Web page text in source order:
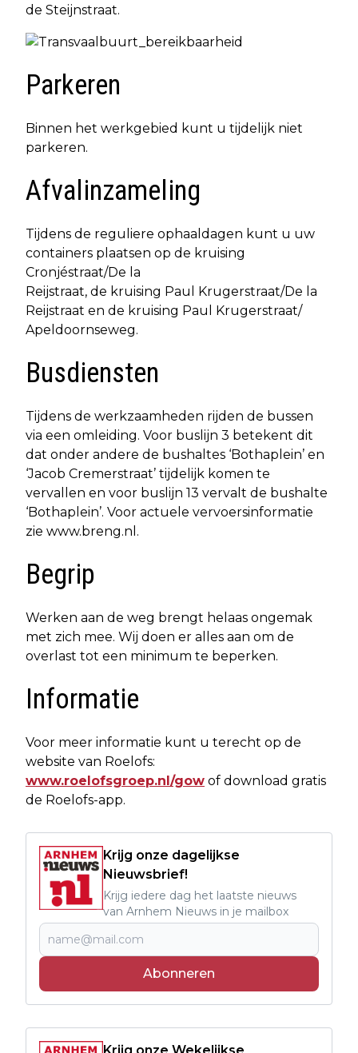
de Steijnstraat.
Parkeren
Binnen het werkgebied kunt u tijdelijk niet
parkeren.
Afvalinzameling
Tijdens de reguliere ophaaldagen kunt u uw
containers plaatsen op de kruising
Cronjéstraat/De la
Reijstraat, de kruising Paul Krugerstraat/De la
Reijstraat en de kruising Paul Krugerstraat/
Apeldoornseweg.
Busdiensten
Tijdens de werkzaamheden rijden de bussen
via een omleiding. Voor buslijn 3 betekent dit
dat onder andere de bushaltes ‘Bothaplein’ en
‘Jacob Cremerstraat’ tijdelijk komen te
vervallen en voor buslijn 13 vervalt de bushalte
‘Bothaplein’. Voor actuele vervoersinformatie
zie www.breng.nl.
Begrip
Werken aan de weg brengt helaas ongemak
met zich mee. Wij doen er alles aan om de
overlast tot een minimum te beperken.
Informatie
Voor meer informatie kunt u terecht op de
website van Roelofs:
www.roelofsgroep.nl/gow of download gratis
de Roelofs-app.
Krijg onze dagelijkse
Nieuwsbrief!
Krijg iedere dag het laatste nieuws
van Arnhem Nieuws in je mailbox
Abonneren